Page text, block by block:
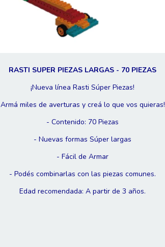
RASTI SUPER PIEZAS LARGAS - 70 PIEZAS
¡Nueva línea Rasti Súper Piezas!
Armá miles de averturas y creá lo que vos quieras!
- Contenido: 70 Piezas
- Nuevas formas Súper largas
- Fácil de Armar
- Podés combinarlas con las piezas comunes.
Edad recomendada: A partir de 3 años.